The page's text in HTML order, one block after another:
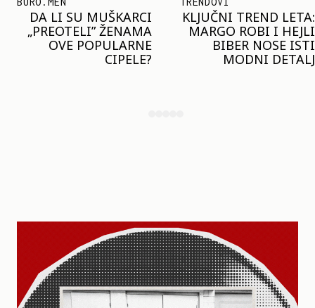
KLJUČNI TREND LETA:
MARGO ROBI I HEJLI
BIBER NOSE ISTI
MODNI DETALJ
JOŠ JE RANO ZA JAKNE
– ALI U RESERVED JE
STIGAO MODEL KOJI
ĆE BITI VELIKI TREND